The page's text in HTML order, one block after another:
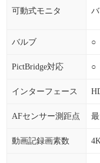
可動式モニタ
バルブ ○
PictBridge対応 ○
インターフェース
AFセンサー測距点
動画記録画素数